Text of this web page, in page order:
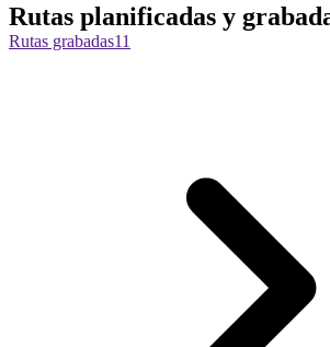
Rutas planificadas y
Rutas grabadas11